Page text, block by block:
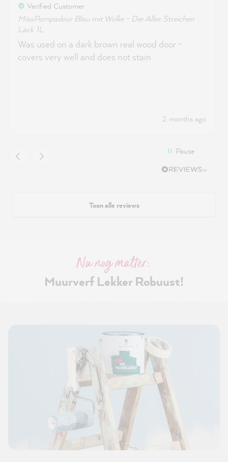
Verified Customer
MissPompadour Blau mit Wolke - Der Alles Streichen
Lack 1L
Was used on a dark brown real wood door -
covers very well and does not stain
2 months ago
Pause
Toon alle reviews
Nu nog matter:
Muurverf Lekker Robuust!